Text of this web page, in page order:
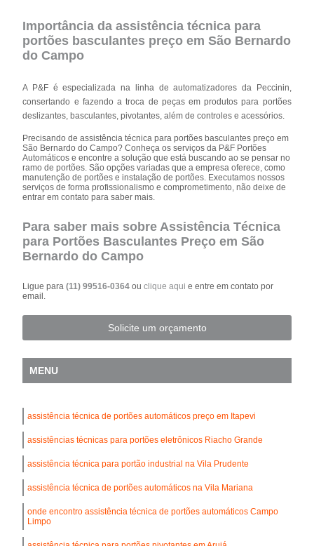
Importância da assistência técnica para
portões basculantes preço em São Bernardo
do Campo
A P&F é especializada na linha de automatizadores da Peccinin,
consertando e fazendo a troca de peças em produtos para portões
deslizantes, basculantes, pivotantes, além de controles e acessórios.
Precisando de assistência técnica para portões basculantes preço em
São Bernardo do Campo? Conheça os serviços da P&F Portões
Automáticos e encontre a solução que está buscando ao se pensar no
ramo de portões. São opções variadas que a empresa oferece, como
manutenção de portões e instalação de portões. Executamos nossos
serviços de forma profissionalismo e comprometimento, não deixe de
entrar em contato para saber mais.
Para saber mais sobre Assistência Técnica
para Portões Basculantes Preço em São
Bernardo do Campo
Ligue para(11) 99516-0364ouclique aqui e entre em contato por
email.
Solicite um orçamento
MENU
assistência técnica de portões automáticos preço em Itapevi
assistências técnicas para portões eletrônicos Riacho Grande
assistência técnica para portão industrial na Vila Prudente
assistência técnica de portões automáticos na Vila Mariana
onde encontro assistência técnica de portões automáticos Campo
Limpo